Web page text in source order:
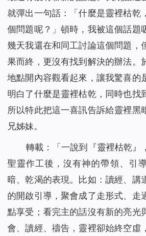
就彈出一句話：「什麼是靈裡枯乾
個問題呢？」頓時，我被這個話題
幾天我還在和同工討論這個問題，
果而終，更沒有找到解決的辦法。
地點開內容觀看起來，讓我驚喜的
明白了什麼是靈裡枯乾，同時也找
所以特此把這一喜訊告訴給靈裡黑
兄姊妹。
轉載：「一說到『靈裡枯乾』
聖靈作工後，沒有神的帶領、引
暗、乾渴的表現。比如：讀經、講
的開啟引導，聚會成了走形式、走
點享受；看完主的話沒有新的亮光
會、讀經、禱告，靈裡卻始終空虛